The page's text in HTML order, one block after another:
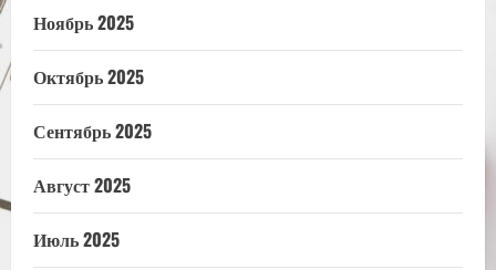
Ноябрь 2025
Октябрь 2025
Сентябрь 2025
Август 2025
Июль 2025